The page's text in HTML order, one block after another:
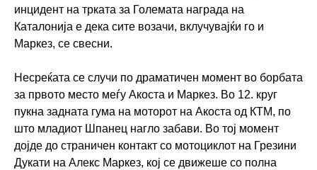
инцидент на трката за Големата награда на
Каталонија е дека сите возачи, вклучувајќи го и
Маркез, се свесни.
Несреќата се случи по драматичен момент во борбата
за првото место меѓу Акоста и Маркез. Во 12. круг
пукна задната гума на моторот на Акоста од КТМ, по
што младиот Шпанец нагло забави. Во тој момент
дојде до страничен контакт со мотоциклот на Грезини
Дукати на Алекс Маркез, кој се движеше со полна